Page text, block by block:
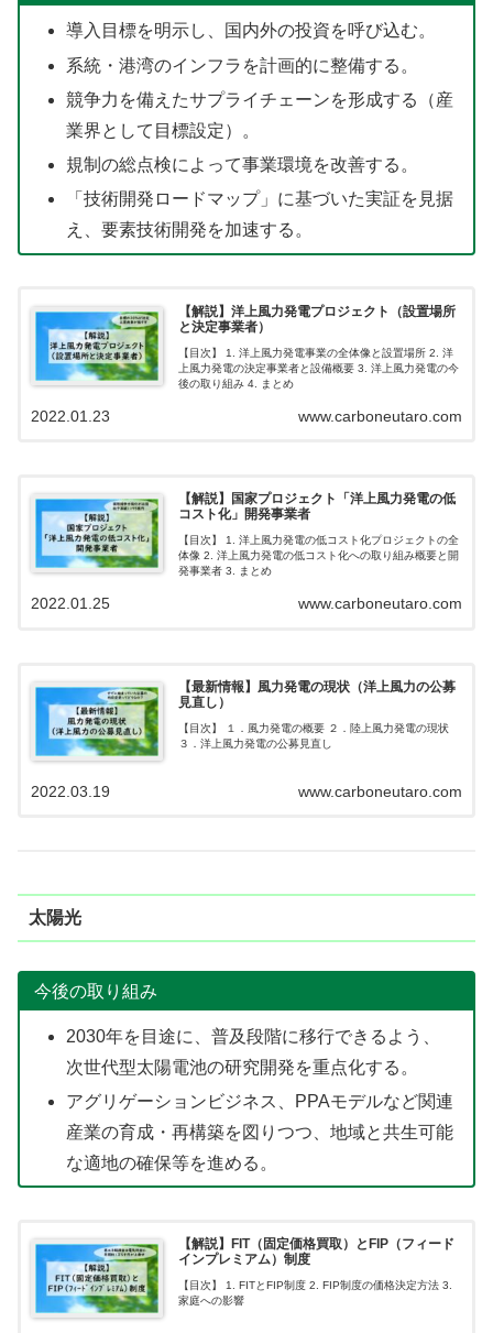
導入目標を明示し、国内外の投資を呼び込む。
系統・港湾のインフラを計画的に整備する。
競争力を備えたサプライチェーンを形成する（産
業界として目標設定）。
規制の総点検によって事業環境を改善する。
「技術開発ロードマップ」に基づいた実証を見据
え、要素技術開発を加速する。
【解説】洋上風力発電プロジェクト（設置場所
と決定事業者）
【目次】 1. 洋上風力発電事業の全体像と設置場所 2. 洋
上風力発電の決定事業者と設備概要 3. 洋上風力発電の今
後の取り組み 4. まとめ
www.carboneutaro.com
2022.01.23
【解説】国家プロジェクト「洋上風力発電の低
コスト化」開発事業者
【目次】 1. 洋上風力発電の低コスト化プロジェクトの全
体像 2. 洋上風力発電の低コスト化への取り組み概要と開
発事業者 3. まとめ
www.carboneutaro.com
2022.01.25
【最新情報】風力発電の現状（洋上風力の公募
見直し）
【目次】 １．風力発電の概要 ２．陸上風力発電の現状
３．洋上風力発電の公募見直し
www.carboneutaro.com
2022.03.19
太陽光
今後の取り組み
2030年を目途に、普及段階に移行できるよう、
次世代型太陽電池の研究開発を重点化する。
アグリゲーションビジネス、PPAモデルなど関連
産業の育成・再構築を図りつつ、地域と共生可能
な適地の確保等を進める。
【解説】FIT（固定価格買取）とFIP（フィード
インプレミアム）制度
【目次】 1. FITとFIP制度 2. FIP制度の価格決定方法 3.
家庭への影響